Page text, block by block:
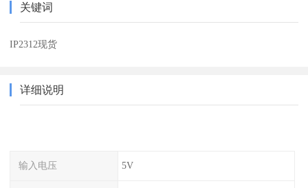
关键词
IP2312现货
详细说明
输入电压 5V